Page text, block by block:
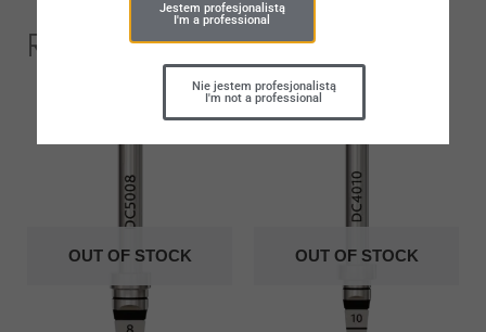
Related Products
OUT OF STOCK OUT OF STOCK
Jestem profesjonalistą
I'm a professional
Nie jestem profesjonalistą
I'm not a professional